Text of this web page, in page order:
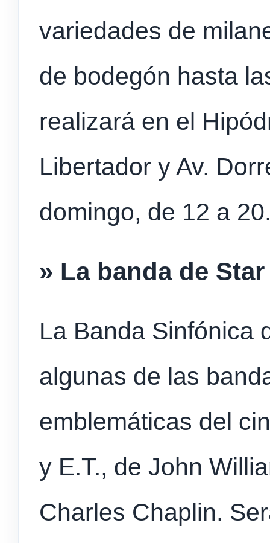
variedades de
de bodegón hasta
realizará en el
Libertador y Av.
domingo, de 12 a
» La banda de
La Banda Sinfónica
algunas de las
emblemáticas del
y E.T., de John
Charles Chaplin.